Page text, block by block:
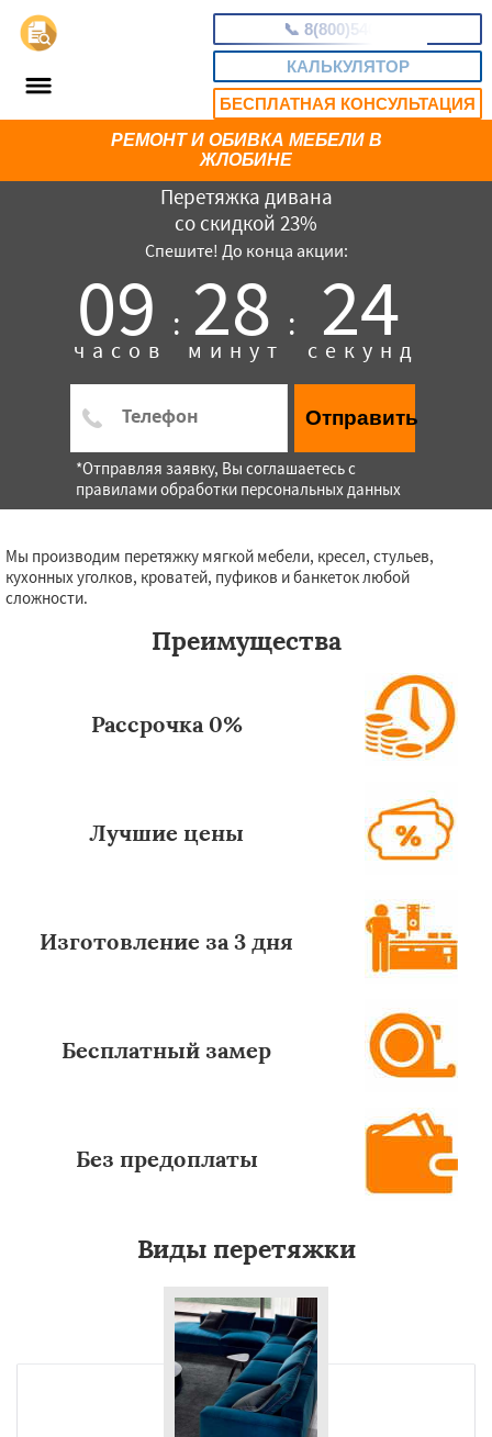
📞 8(800)5403465
КАЛЬКУЛЯТОР
БЕСПЛАТНАЯ КОНСУЛЬТАЦИЯ
Перетяжка дивана
со скидкой 23%
Спешите! До конца акции:
09 :
часов 28 :
минут 23
секунд
Отправить
*Отправляя заявку, Вы соглашаетесь с
правилами обработки персональных данных
РЕМОНТ И ОБИВКА МЕБЕЛИ В
ЖЛОБИНЕ
Мы производим перетяжку мягкой мебели, кресел, стульев,
кухонных уголков, кроватей, пуфиков и банкеток любой
сложности.
Преимущества
Рассрочка 0%
Лучшие цены
Изготовление за 3 дня
Бесплатный замер
Без предоплаты
Виды перетяжки